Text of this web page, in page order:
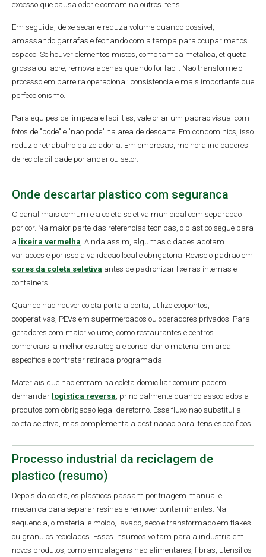
excesso que causa odor e contamina outros itens.
Em seguida, deixe secar e reduza volume quando possivel,
amassando garrafas e fechando com a tampa para ocupar menos
espaco. Se houver elementos mistos, como tampa metalica, etiqueta
grossa ou lacre, remova apenas quando for facil. Nao transforme o
processo em barreira operacional: consistencia e mais importante que
perfeccionismo.
Para equipes de limpeza e facilities, vale criar um padrao visual com
fotos de "pode" e "nao pode" na area de descarte. Em condominios, isso
reduz o retrabalho da zeladoria. Em empresas, melhora indicadores
de reciclabilidade por andar ou setor.
Onde descartar plastico com seguranca
O canal mais comum e a coleta seletiva municipal com separacao
por cor. Na maior parte das referencias tecnicas, o plastico segue para
a lixeira vermelha. Ainda assim, algumas cidades adotam
variacoes e por isso a validacao local e obrigatoria. Revise o padrao em
cores da coleta seletiva antes de padronizar lixeiras internas e
containers.
Quando nao houver coleta porta a porta, utilize ecopontos,
cooperativas, PEVs em supermercados ou operadores privados. Para
geradores com maior volume, como restaurantes e centros
comerciais, a melhor estrategia e consolidar o material em area
especifica e contratar retirada programada.
Materiais que nao entram na coleta domiciliar comum podem
demandar logistica reversa, principalmente quando associados a
produtos com obrigacao legal de retorno. Esse fluxo nao substitui a
coleta seletiva, mas complementa a destinacao para itens especificos.
Processo industrial da reciclagem de
plastico (resumo)
Depois da coleta, os plasticos passam por triagem manual e
mecanica para separar resinas e remover contaminantes. Na
sequencia, o material e moido, lavado, seco e transformado em flakes
ou granulos reciclados. Esses insumos voltam para a industria em
novos produtos, como embalagens nao alimentares, fibras, utensilios